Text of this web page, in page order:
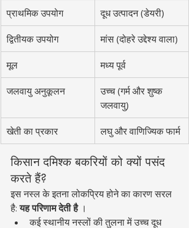
प्राथमिक उपयोग दूध उत्पादन (डेयरी)
द्वितीयक उपयोग मांस (दोहरे उद्देश्य वाला)
मूल मध्य पूर्व
जलवायु अनुकूलन
उच्च (गर्म और शुष्क
जलवायु)
खेती का प्रकार लघु और वाणिज्यिक फार्म
किसान दमिश्क बकरियों को क्यों पसंद
करते हैं?
इस नस्ल के इतना लोकप्रिय होने का कारण सरल
है: यह परिणाम देती है ।
कई स्थानीय नस्लों की तुलना में उच्च दूध